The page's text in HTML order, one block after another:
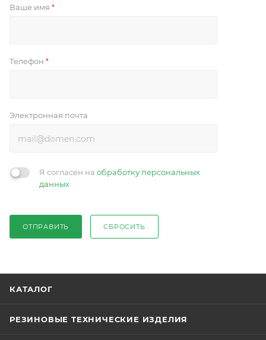
Ваше имя *
Телефон *
Электронная почта
Я согласен на обработку персональных
данных
ОТПРАВИТЬ СБРОСИТЬ
КАТАЛОГ
РЕЗИНОВЫЕ ТЕХНИЧЕСКИЕ ИЗДЕЛИЯ